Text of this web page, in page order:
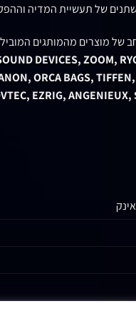
של תעשיית המדיה
של מוצרים מהמותגים
DEVICES, ZOOM,
ORCA BAGS,
EZRIG, ANGENIEUX,